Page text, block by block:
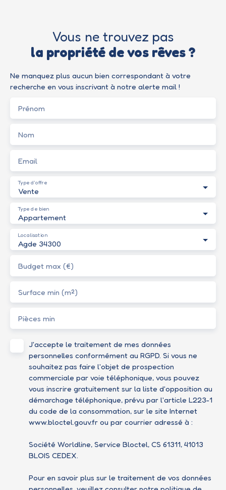
Vous ne trouvez pas
la propriété de vos rêves ?
Ne manquez plus aucun bien correspondant à votre
recherche en vous inscrivant à notre alerte mail !
Prénom
Nom
Email
Vente
Type d'offre
Appartement
Type de bien
Agde 34300
Localisation
Budget max (€)
Surface min (m²)
Pièces min
J'accepte le traitement de mes données
personnelles conformément au RGPD. Si vous ne
souhaitez pas faire l'objet de prospection
commerciale par voie téléphonique, vous pouvez
vous inscrire gratuitement sur la liste d'opposition au
démarchage téléphonique, prévu par l'article L223-1
du code de la consommation, sur le site Internet
www.bloctel.gouv.fr ou par courrier adressé à :
Société Worldline, Service Bloctel, CS 61311, 41013
BLOIS CEDEX.
Pour en savoir plus sur le traitement de vos données